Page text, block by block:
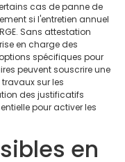
cas de panne de
si l'entretien annuel
Sans attestation
en charge des
spécifiques pour
peuvent souscrire une
sur les
des justificatifs
pour activer les
en